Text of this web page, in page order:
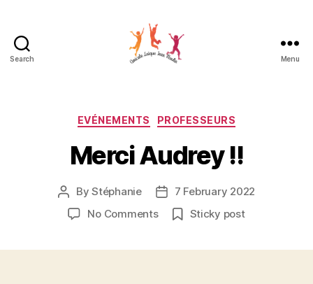
Search
Moulin
Menu
Categories
EVÉNEMENTS PROFESSEURS
Merci Audrey !!
Post
author
ByStéphanie
Post
date
7 February 2022
No Commentson
Sticky post